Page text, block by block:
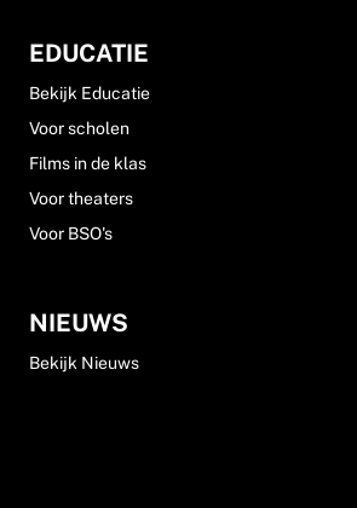
EDUCATIE
Bekijk Educatie
Voor scholen
Films in de klas
Voor theaters
Voor BSO's
NIEUWS
Bekijk Nieuws